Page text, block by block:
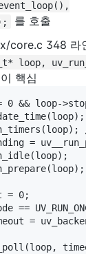
를 호출
core.c 348 라
loop,
핵심
0 && loop-
=
= 0;
==
=